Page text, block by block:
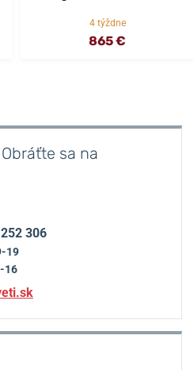
4 týždne
865 €
sa na
306
19
16